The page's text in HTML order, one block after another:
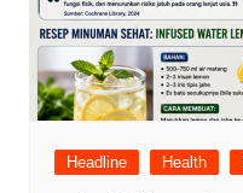
Headline Health